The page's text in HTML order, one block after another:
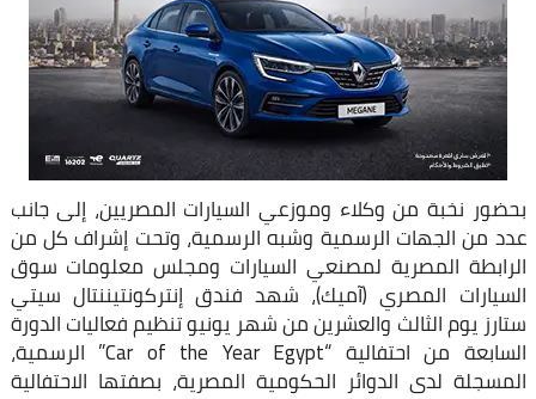
بحضور نخبة من وكلاء وموزعي السيارات المصريين، إلى جانب
عدد من الجهات الرسمية وشبه الرسمية، وتحت إشراف كل من
الرابطة المصرية لمصنعي السيارات ومجلس معلومات سوق
السيارات المصري (آميك)، شهد فندق إنتركونتيننتال سيتي
ستارز يوم الثالث والعشرين من شهر يونيو تنظيم فعاليات الدورة
السابعة من احتفالية “Car of the Year Egypt” الرسمية،
المسجلة لدى الدوائر الحكومية المصرية، بصفتها الاحتفالية